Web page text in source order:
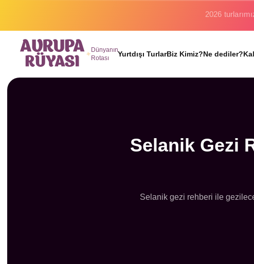
Binlerce
Dünyanın
Rotası
Yurtdışı TurlarBiz Kimiz?Ne dediler?
Selanik Gezi
Selanik gezi rehberi ile